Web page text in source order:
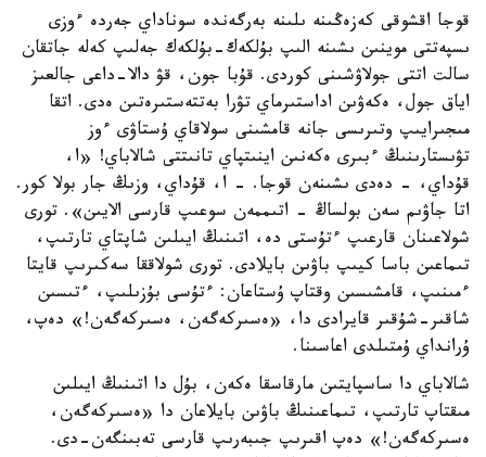
قوجا اقشوقى كەزەڭىنە ىلىنە بەرگەندە سوناداي جەردە ءوزى
ىسپەتتى موينىن ىشىنە الىپ بۇلكەك-بۇلكەك جەلىپ كەلە جاتقان
سالت اتتى جولاۋشىنى كوردى. قۇبا جون، قۋ دالا-داعى جالعىز
اياق جول، ەكەۋىن اداستىرماي تۋرا بەتتەستىرەتىن ەدى. اتقا
مىجىرايىپ وتىرىسى جانە قامشىنى سولاقاي ۇستاۋى ءوز
تۋىستارىنىڭ ءبىرى ەكەنىن اينىتپاي تانىتتى شالاباي! «ا،
قۇداي، - دەدى ىشىنەن قوجا. - ا، قۇداي، وزىڭ جار بولا كور.
اتا جاۋىم سەن بولساڭ - اتىممەن سوعىپ قارسى الايىن». تورى
شولاعىنان قارعىپ ءتۇستى دە، اتىنىڭ ايىلىن شاپتاي تارتىپ،
تىماعىن باسا كيىپ باۋىن بايلادى. تورى شولاققا سەكىرىپ قايتا
ءمىنىپ، قامشىسىن وقتاپ ۇستاعان: ءتۇسى بۇزىلىپ، ءتىسىن
شاقىر-شۇقىر قايرادى دا، «ەسىركەگەن، ەسىركەگەن!» دەپ،
ۇرانداي ۇمتىلدى اعاسىنا.
شالاباي دا ساسپايتىن مارقاسقا ەكەن، بۇل دا اتىنىڭ ايىلىن
مىقتاپ تارتىپ، تىماعىنىڭ باۋىن بايلاعان دا «ەسىركەگەن،
ەسىركەگەن!» دەپ اقىرىپ جىبەرىپ قارسى تەبىنگەن-دى.